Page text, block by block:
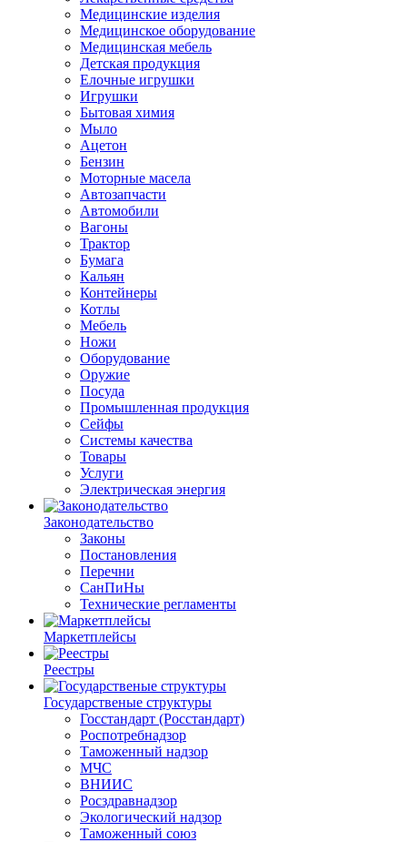
Медицинские изделия
Медицинское оборудование
Медицинская мебель
Детская продукция
Елочные игрушки
Игрушки
Бытовая химия
Мыло
Ацетон
Бензин
Моторные масела
Автозапчасти
Автомобили
Вагоны
Трактор
Бумага
Кальян
Контейнеры
Котлы
Мебель
Ножи
Оборудование
Оружие
Посуда
Промышленная продукция
Сейфы
Системы качества
Товары
Услуги
Электрическая энергия
Законодательство
Законы
Постановления
Перечни
СанПиНы
Технические регламенты
Маркетплейсы
Реестры
Государственые структуры
Госстандарт (Росстандарт)
Роспотребнадзор
Таможенный надзор
МЧС
ВНИИС
Росздравнадзор
Экологический надзор
Таможенный союз